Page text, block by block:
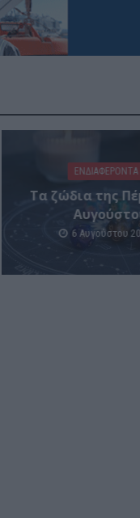
ΕΝΔΙΑΦΕΡΟΝΤΑ
Tα ζώδια της
6 Αυγούστου